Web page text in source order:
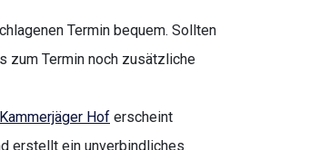
Termin bequem. Sollten
zum Termin noch zusätzliche
Kammerjäger Hof erscheint
erstellt ein unverbindliches